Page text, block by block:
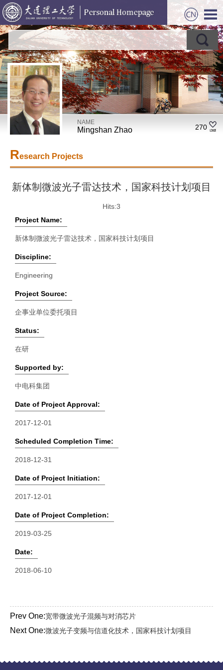
NAME
Mingshan Zhao 270
Research Projects
新体制微波光子雷达技术，国家科技计划项目
Hits:3
Project Name:
新体制微波光子雷达技术，国家科技计划项目
Discipline:
Engineering
Project Source:
企事业单位委托项目
Status:
在研
Supported by:
中电科集团
Date of Project Approval:
2017-12-01
Scheduled Completion Time:
2018-12-31
Date of Project Initiation:
2017-12-01
Date of Project Completion:
2019-03-25
Date:
2018-06-10
Prev One:宽带微波光子混频与对消芯片
Next One:微波光子变频与信道化技术，国家科技计划项目